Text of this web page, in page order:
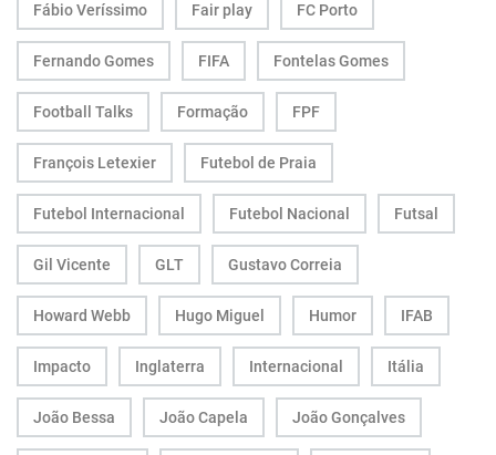
Fábio Veríssimo Fair play FC Porto
Fernando Gomes FIFA Fontelas Gomes
Football Talks Formação FPF
François Letexier Futebol de Praia
Futebol Internacional Futebol Nacional Futsal
Gil Vicente GLT Gustavo Correia
Howard Webb Hugo Miguel Humor IFAB
Impacto Inglaterra Internacional Itália
João Bessa João Capela João Gonçalves